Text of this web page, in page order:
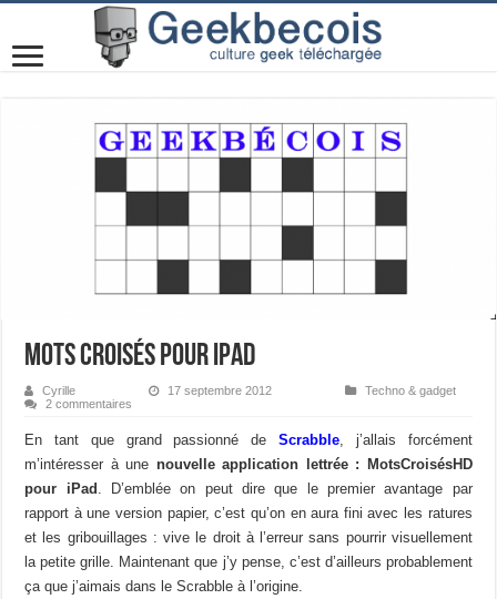
Mots croisés pour iPad
Cyrille 17 septembre 2012
Techno & gadget
2 commentaires
En tant que grand passionné deScrabble , j’allais forcément
m’intéresser à une nouvelle application lettrée : MotsCroisésHD
pour iPad
. D’emblée on peut dire que le premier avantage par
rapport à une version papier, c’est qu’on en aura fini avec les ratures
et les gribouillages : vive le droit à l’erreur sans pourrir visuellement
la petite grille. Maintenant que j’y pense, c’est d’ailleurs probablement
ça que j’aimais dans le Scrabble à l’origine.